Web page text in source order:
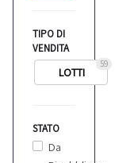
TIPO DI
VENDITA
59
LOTTI
STATO
Da